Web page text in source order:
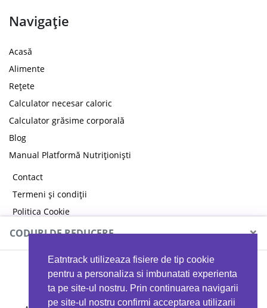
Eatntrack utilizeaza fisiere de tip cookie
pentru a personaliza si imbunatati experienta
ta pe site-ul nostru. Prin continuarea navigarii
pe site-ul nostru confirmi acceptarea utilizarii
Navigație
Acasă
Alimente
Rețete
Calculator necesar caloric
Calculator grăsime corporală
Blog
Manual Platformă Nutriționiști
Contact
Termeni și condiții
Politica Cookie
Politica de confidențialitate
CODURI DE REDUCERE ×
MYPROTEIN